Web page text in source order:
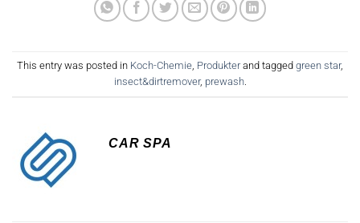
This entry was posted in Koch-Chemie Produkterand tagged green star,
insect&dirtremover, prewash.
CAR SPA